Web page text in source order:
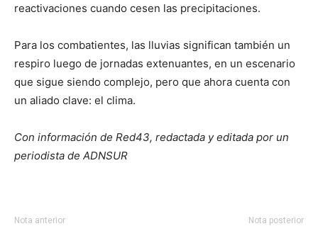
reactivaciones cuando cesen las precipitaciones.
Para los combatientes, las lluvias significan también un
respiro luego de jornadas extenuantes, en un escenario
que sigue siendo complejo, pero que ahora cuenta con
un aliado clave: el clima.
Con información de Red43, redactada y editada por un
periodista de ADNSUR
Nota anterior Nota posterior